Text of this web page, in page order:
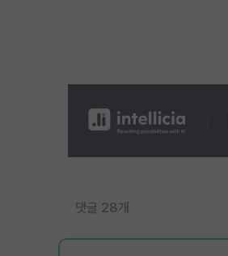
댓글 28개